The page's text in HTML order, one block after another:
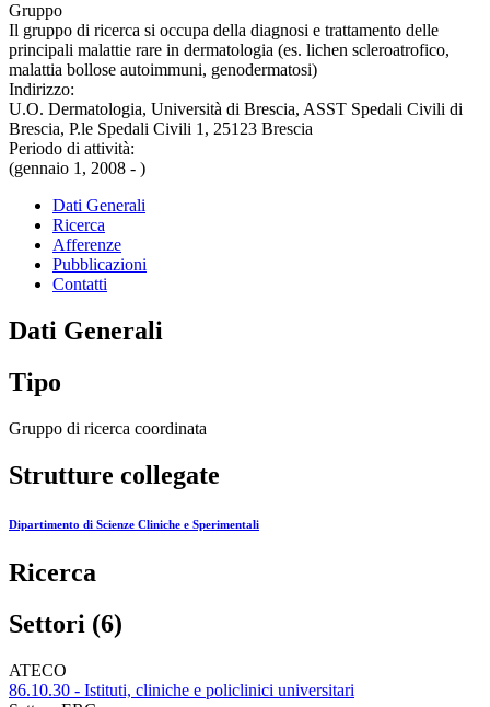
Gruppo
Il gruppo di ricerca si occupa della diagnosi e trattamento delle
principali malattie rare in dermatologia (es. lichen scleroatrofico,
malattia bollose autoimmuni, genodermatosi)
Indirizzo:
U.O. Dermatologia, Università di Brescia, ASST Spedali Civili di
Brescia, P.le Spedali Civili 1, 25123 Brescia
Periodo di attività:
(gennaio 1, 2008 - )
Dati Generali
Ricerca
Afferenze
Pubblicazioni
Contatti
Dati Generali
Tipo
Gruppo di ricerca coordinata
Strutture collegate
Dipartimento di Scienze Cliniche e Sperimentali
Ricerca
Settori (6)
ATECO
86.10.30 - Istituti, cliniche e policlinici universitari